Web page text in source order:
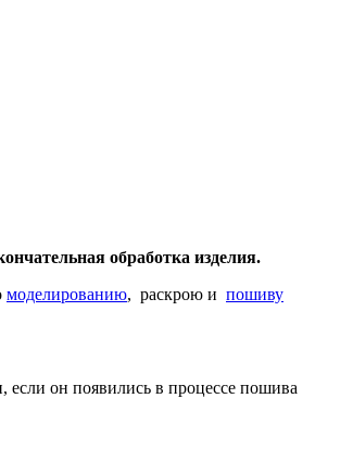
обработка изделия.
моделированию, раскрою и пошиву
если он появились в процессе пошива